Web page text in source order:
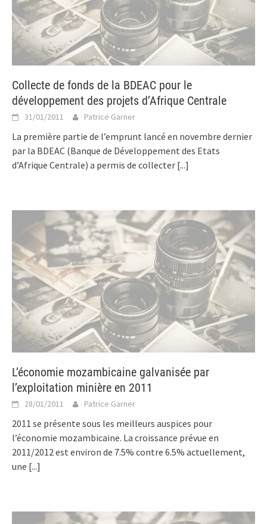
Collecte de fonds de la BDEAC pour le
développement des projets d’Afrique Centrale
31/01/2011 Patrice Garner
La première partie de l’emprunt lancé en novembre dernier
par la BDEAC (Banque de Développement des Etats
d’Afrique Centrale) a permis de collecter [...]
L’économie mozambicaine galvanisée par
l’exploitation minière en 2011
28/01/2011 Patrice Garner
2011 se présente sous les meilleurs auspices pour
l’économie mozambicaine. La croissance prévue en
2011/2012 est environ de 7.5% contre 6.5% actuellement,
une [...]